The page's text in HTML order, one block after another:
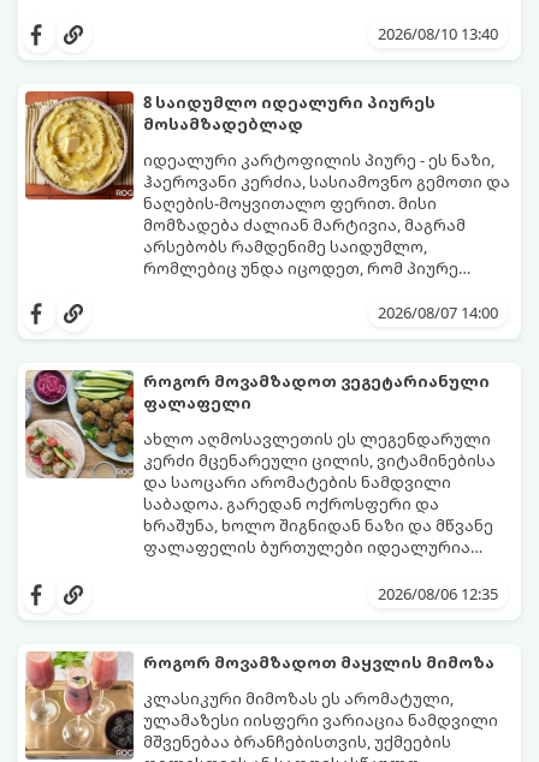
„მზიან“ სოუსს, რომელიც ორაგულის
15–20 წუთი ულუფა: 4 პორცია
2026/08/10 13:40
8 საიდუმლო იდეალური პიურეს
მოსამზადებლად
იდეალური კარტოფილის პიურე - ეს ნაზი,
ჰაეროვანი კერძია, სასიამოვნო გემოთი და
ნაღების-მოყვითალო ფერით. მისი
მომზადება ძალიან მარტივია, მაგრამ
არსებობს რამდენიმე საიდუმლო,
რომლებიც უნდა იცოდეთ, რომ პიურე
2026/08/07 14:00
როგორ მოვამზადოთ ვეგეტარიანული
ფალაფელი
ახლო აღმოსავლეთის ეს ლეგენდარული
კერძი მცენარეული ცილის, ვიტამინებისა
და საოცარი არომატების ნამდვილი
საბადოა. გარედან ოქროსფერი და
ხრაშუნა, ხოლო შიგნიდან ნაზი და მწვანე
ფალაფელის ბურთულები იდეალურია
სალათებთან ერთად ან ტახინის (სესამის)
მდგომარეობს, რომ გამოიყენება
შეწვისას ფორმა იდეალურად შეინარჩუნოს
და არ დაიშალოს.
მომზადების დრო: 20 წუთი (დამატებით
მუხუდოს ჩალბობის დრო: 12-24 საათი)
შეწვის დრო: 10–15 წუთი ულუფა: 20–24 ცალი
2026/08/06 12:35
როგორ მოვამზადოთ მაყვლის მიმოზა
კლასიკური მიმოზას ეს არომატული,
ულამაზესი იისფერი ვარიაცია ნამდვილი
მშვენებაა ბრანჩებისთვის, უქმეების